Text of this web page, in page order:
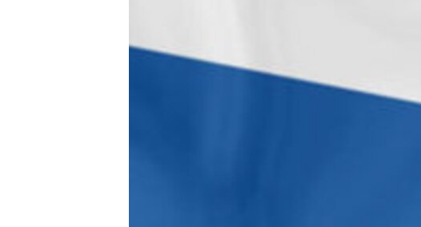
УКРАЇНСЬКА ПРОБЛЕМА КРИМУ